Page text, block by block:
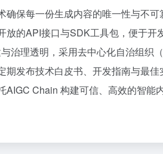
保每一份生成内容的唯一性与不
的API接口与SDK工具包，便于开
治理透明，采用去中心化自治组织
发布技术白皮书、开发指南与最
Chain 构建可信、高效的智能